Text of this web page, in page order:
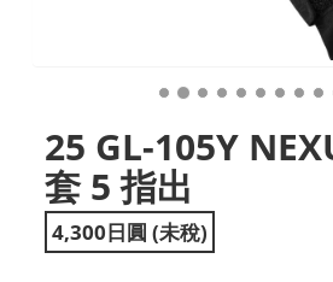
25 GL-105Y
套 5 指出
4,300日圓 (未稅)